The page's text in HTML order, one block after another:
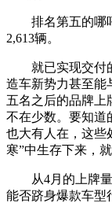
排名第五的哪
2,613辆。
就已实现交付
造车新势力甚至能
五名之后的品牌上
不在少数。要知道
也大有人在，这些
寒”中生存下来，
从4月的上牌
能否跻身爆款车型